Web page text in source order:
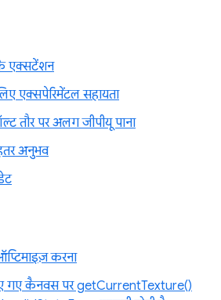
एक्सटेंशन
एक्सपेरिमेंटल सहायता
तौर पर अलग जीपीयू पाना
अनुभव
करना
गए कैनवस पर getCurrentTexture()